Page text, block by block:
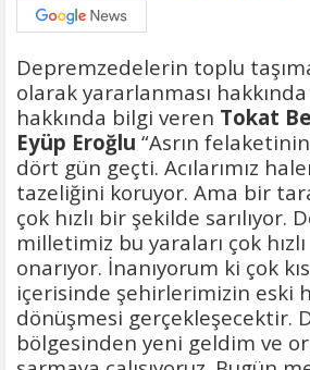
Depremzedelerin toplu
olarak yararlanması
hakkında bilgi veren Tokat
Eyüp Eroğlu “Asrın
dört gün geçti. Acılarımız
tazeliğini koruyor. Ama bir
çok hızlı bir şekilde sarılıyor.
milletimiz bu yaraları çok
onarıyor. İnanıyorum ki çok
içerisinde şehirlerimizin eski
dönüşmesi gerçekleşecektir.
bölgesinden yeni geldim ve